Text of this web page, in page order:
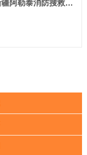
新疆阿勒泰消防搜救犬雪地耐寒搜救練兵忙